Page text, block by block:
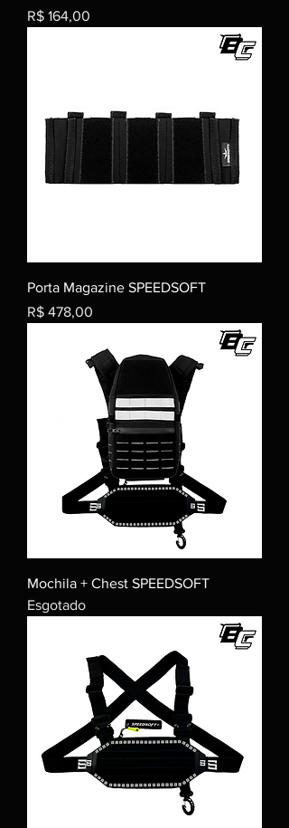
Preço
R$ 164,00
Porta Magazine SPEEDSOFT
Preço
R$ 478,00
Mochila + Chest SPEEDSOFT
Esgotado